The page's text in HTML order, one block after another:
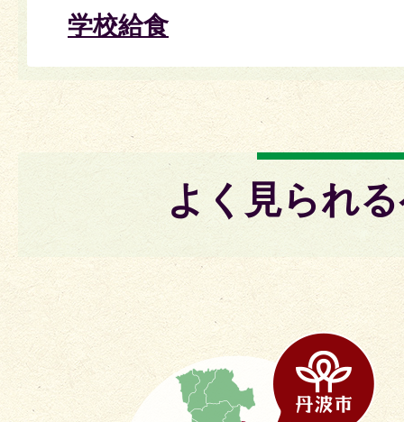
学校給食
よく見られ